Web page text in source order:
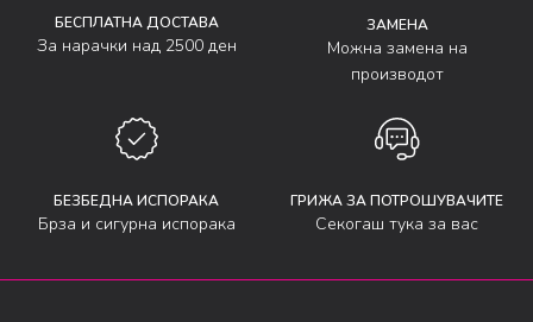
БЕСПЛАТНА ДОСТАВА
За нарачки над 2500 ден
ЗАМЕНА
Можна замена на
производот
БЕЗБЕДНА ИСПОРАКА
Брза и сигурна испорака
ГРИЖА ЗА ПОТРОШУВАЧИТЕ
Секогаш тука за вас